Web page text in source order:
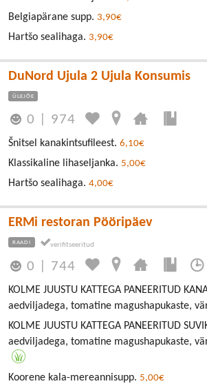
Belgiapärane supp. 3,90€
Hartšo sealihaga. 3,90€
DuNord Ujula 2 Ujula Konsumis
ÜLEJÕE
0 974
Šnitsel kanakintsufileest. 6,10€
Klassikaline lihaseljanka. 5,00€
Hartšo sealihaga. 4,00€
ERMi restoran Pööripäev
RAADI
0 744
KOLME JUUSTU KATTEGA PANEERITUD
aedviljadega, tomatine magushapukaste,
KOLME JUUSTU KATTEGA PANEERITUD
aedviljadega, tomatine magushapukaste,
Koorene kala-mereannisupp. 5,00€